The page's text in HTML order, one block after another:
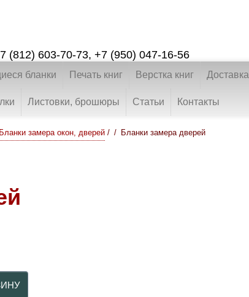
(812) 603-70-73, +7 (950) 047-16-56
бланки Печать книг Верстка книг Доставка
Листовки, брошюры Статьи Контакты
Бланки замера окон, дверей / Бланки замера дверей